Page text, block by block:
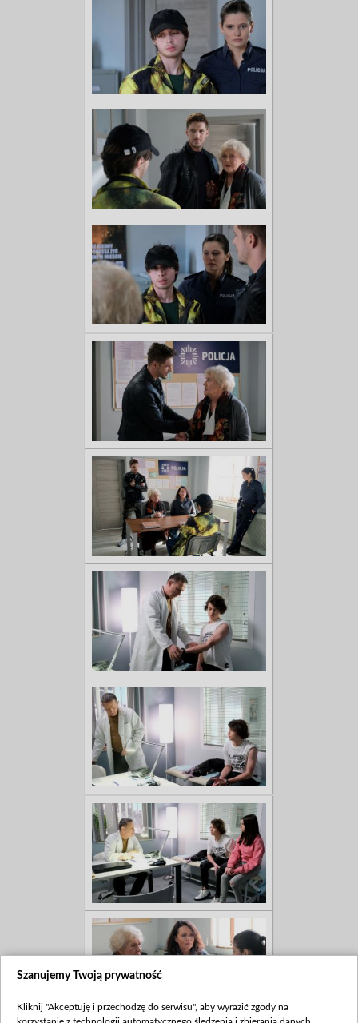
Szanujemy Twoją prywatność
Kliknij "Akceptuję i przechodzę do serwisu", aby wyrazić zgody na